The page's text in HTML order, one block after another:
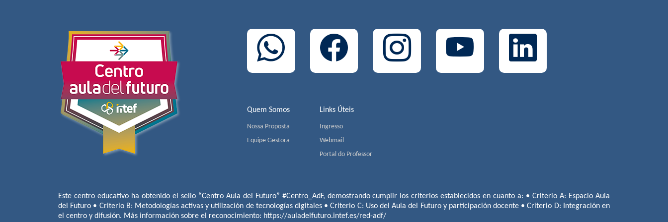
Quem Somos
Nossa Proposta
Equipe Gestora
Links Úteis
Ingresso
Webmail
Portal do Professor
Este centro educativo ha obtenido el sello “Centro Aula del Futuro” #Centro_AdF, demostrando cumplir los criterios establecidos en cuanto a: • Criterio A: Espacio Aula
del Futuro • Criterio B: Metodologías activas y utilización de tecnologías digitales • Criterio C: Uso del Aula del Futuro y participación docente • Criterio D: Integración en
el centro y difusión. Más información sobre el reconocimiento: https://auladelfuturo.intef.es/red-adf/